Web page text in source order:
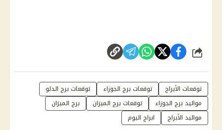
شارك
توقعات الأبراج توقعات برج الجوزاء
توقعات برج الدلو
مواليد برج الجوزاء
توقعات برج الميزان
برج الميزان
مواليد الأبراج
ابراج اليوم